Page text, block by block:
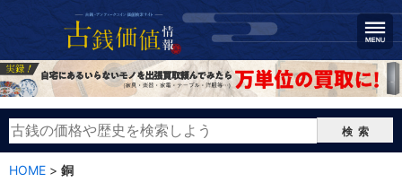
検索
HOME > 銅